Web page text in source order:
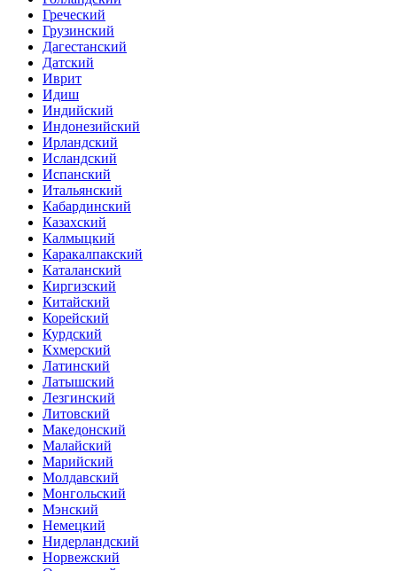
Греческий
Грузинский
Дагестанский
Датский
Иврит
Идиш
Индийский
Индонезийский
Ирландский
Исландский
Испанский
Итальянский
Кабардинский
Казахский
Калмыцкий
Каракалпакский
Каталанский
Киргизский
Китайский
Корейский
Курдский
Кхмерский
Латинский
Латышский
Лезгинский
Литовский
Македонский
Малайский
Марийский
Молдавский
Монгольский
Мэнский
Немецкий
Нидерландский
Норвежский